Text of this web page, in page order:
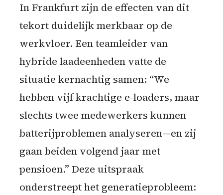
In Frankfurt zijn de effecten van dit
tekort duidelijk merkbaar op de
werkvloer. Een teamleider van
hybride laadeenheden vatte de
situatie kernachtig samen: “We
hebben vijf krachtige e-loaders, maar
slechts twee medewerkers kunnen
batterijproblemen analyseren—en zij
gaan beiden volgend jaar met
pensioen.” Deze uitspraak
onderstreept het generatieprobleem: